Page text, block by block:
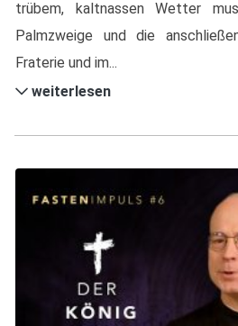
trübem, kaltnassen Wetter
Palmzweige und die
Fraterie und im...
weiterlesen